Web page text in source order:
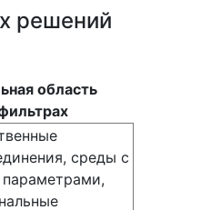
решений
область
среды с